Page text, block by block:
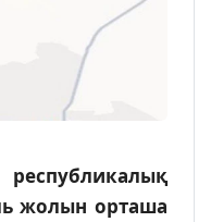
жолын орташа